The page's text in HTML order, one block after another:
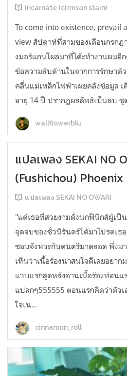
incarnate (crimson stain)
To come into existence, prevail
view สัปดาห์ที่สามของเดือนกรก
งมอร์แกนโผล่มาที่โต๊ะทำงานผมอี
ข้อความลับด้านในจากการรักษาด้
คลื่นแม่เหล็กไฟฟ้าเผยคลังข้อมูล
อายุ 14 ปี ปรากฏผลลัพธ์เป็นลบ ชุ
wallflowerblu
แปลเพลง SEKAI NO
(Fushichou) Phoenix
แปลเพลง SEKAI NO OWARI
"แด่เธอที่สวยงามดั่งนกฟินิกส์ผู้เป็
จุดจบของชั่วนิรันดร์ได้มาโปรดเธ
ชอบจังหวะกับดนตรีมาตลอด พึ่งม
เห็นว่าเนื้อร้องน่าสนใจดีเลยอยา
แวบแรกสุดหลังอ่านเนื้อร้องท่อนแ
แปลกๆ555555 ตอนแรกคิดว่าตัว
ใจเน...
cinnamon_roll